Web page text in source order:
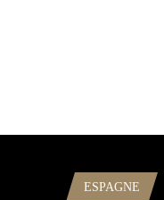
ESPAGNE